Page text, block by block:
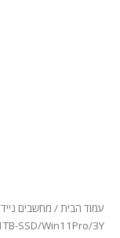
/מחשבים ניידים
7
16GB/1TB-SSD/